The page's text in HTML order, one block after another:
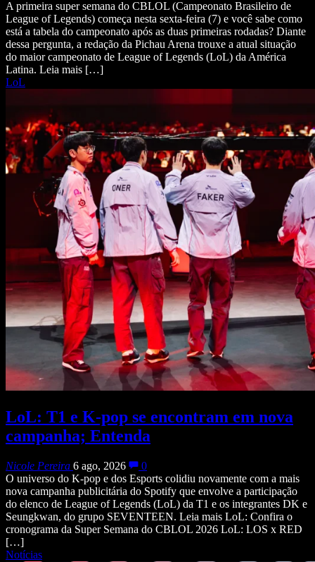
A primeira super semana do CBLOL (Campeonato Brasileiro de
League of Legends) começa nesta sexta-feira (7) e você sabe como
está a tabela do campeonato após as duas primeiras rodadas? Diante
dessa pergunta, a redação da Pichau Arena trouxe a atual situação
do maior campeonato de League of Legends (LoL) da América
Latina. Leia mais […]
LoL
LoL: T1 e K-pop se encontram em nova
campanha; Entenda
Nicole Pereira 6 ago, 2026
0
O universo do K-pop e dos Esports colidiu novamente com a mais
nova campanha publicitária do Spotify que envolve a participação
do elenco de League of Legends (LoL) da T1 e os integrantes DK e
Seungkwan, do grupo SEVENTEEN. Leia mais LoL: Confira o
cronograma da Super Semana do CBLOL 2026 LoL: LOS x RED
[…]
Notícias